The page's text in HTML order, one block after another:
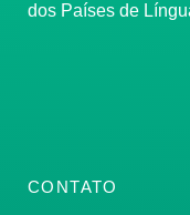
dos Países de
CONTATO